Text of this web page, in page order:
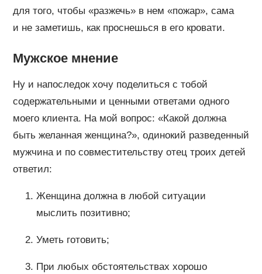
для того, чтобы «разжечь» в нем «пожар», сама
и не заметишь, как проснешься в его кровати.
Мужское мнение
Ну и напоследок хочу поделиться с тобой
содержательными и ценными ответами одного
моего клиента. На мой вопрос: «Какой должна
быть желанная женщина?», одинокий разведенный
мужчина и по совместительству отец троих детей
ответил:
Женщина должна в любой ситуации
мыслить позитивно;
Уметь готовить;
При любых обстоятельствах хорошо